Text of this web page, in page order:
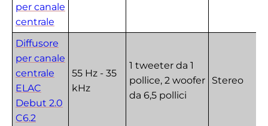
per canale
centrale
Diffusore
per canale
centrale
ELAC
Debut 2.0
C6.2
55 Hz - 35
kHz
1 tweeter da 1
pollice, 2 woofer
da 6,5 pollici
Stereo